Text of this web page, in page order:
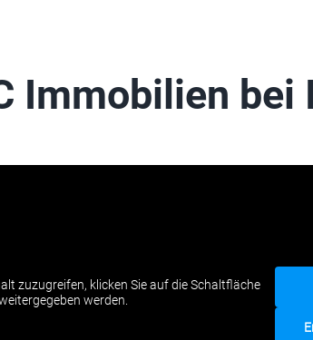
Immobilien bei
zuzugreifen, klicken Sie auf die Schaltfläche
werden.